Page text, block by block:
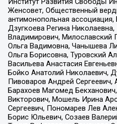
Женсовет, Общественный
антимонопольная
Дзугкоева Регина
Владимирович,
Ольга Вадимовна, Чанышева
Ольга Борисовна, Туровский
Васильева Анастасия
Бойко Анатолий Николаевич,
Пивоваров Андрей Сергеевич,
Барахоев Магомед
Викторович, Мошель Ирина
Сергеевич, Пономарев Лев
Борис Юльевич, Созаев